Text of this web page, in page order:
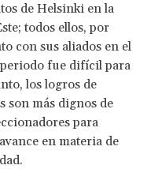
de Helsinki en la
todos ellos, por
con sus aliados en el
fue difícil para
los logros de
son más dignos de
para
en materia de